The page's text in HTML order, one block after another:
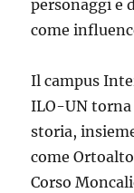
personaggi e
come
Il campus
ILO-UN torna
storia,
come
Corso